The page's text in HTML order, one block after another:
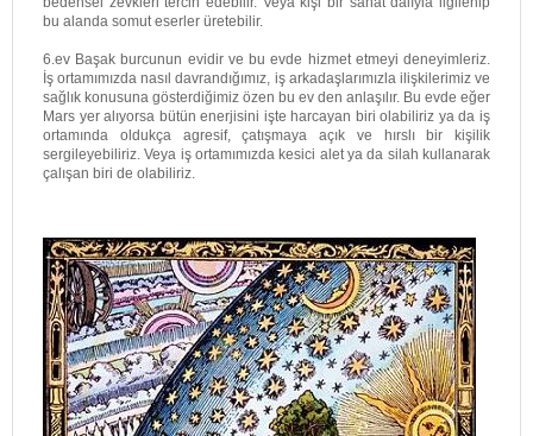
bu alanda somut eserler üretebilir.
6.ev Başak burcunun evidir ve bu evde hizmet etmeyi deneyimleriz.
İş ortamımızda nasıl davrandığımız, iş arkadaşlarımızla ilişkilerimiz ve
sağlık konusuna gösterdiğimiz özen bu ev den anlaşılır. Bu evde eğer
Mars yer alıyorsa bütün enerjisini işte harcayan biri olabiliriz ya da iş
ortamında oldukça agresif, çatışmaya açık ve hırslı bir kişilik
sergileyebiliriz. Veya iş ortamımızda kesici alet ya da silah kullanarak
çalışan biri de olabiliriz.